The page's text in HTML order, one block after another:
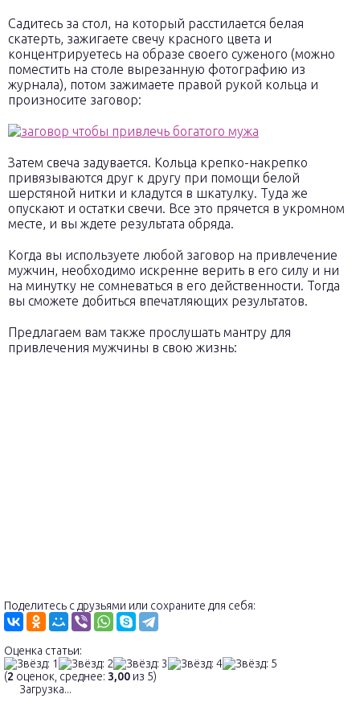
Садитесь за стол, на который расстилается белая
скатерть, зажигаете свечу красного цвета и
концентрируетесь на образе своего суженого (можно
поместить на столе вырезанную фотографию из
журнала), потом зажимаете правой рукой кольца и
произносите заговор:
Затем свеча задувается. Кольца крепко-накрепко
привязываются друг к другу при помощи белой
шерстяной нитки и кладутся в шкатулку. Туда же
опускают и остатки свечи. Все это прячется в укромном
месте, и вы ждете результата обряда.
Когда вы используете любой заговор на привлечение
мужчин, необходимо искренне верить в его силу и ни
на минутку не сомневаться в его действенности. Тогда
вы сможете добиться впечатляющих результатов.
Предлагаем вам также прослушать мантру для
привлечения мужчины в свою жизнь:
Поделитесь с друзьями или сохраните для себя:
Оценка статьи:
(2 оценок, среднее: 3,00 из 5)
Загрузка...